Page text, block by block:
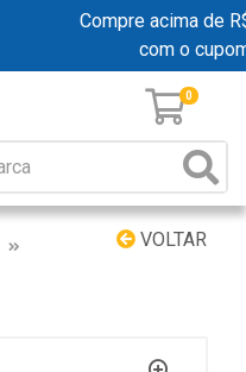
Compre acima de
com o
0
VOLTAR